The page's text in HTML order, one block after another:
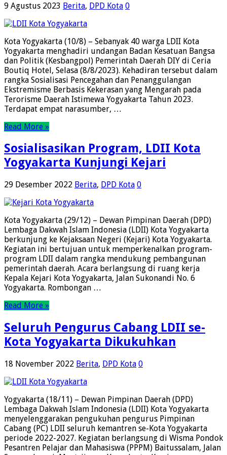
9 Agustus 2023 Berita, DPD Kota 0
Kota Yogyakarta (10/8) – Sebanyak 40 warga LDII Kota
Yogyakarta menghadiri undangan Badan Kesatuan Bangsa
dan Politik (Kesbangpol) Pemerintah Daerah DIY di Ceria
Boutiq Hotel, Selasa (8/8/2023). Kehadiran tersebut dalam
rangka Sosialisasi Pencegahan dan Penanggulangan
Ekstremisme Berbasis Kekerasan yang Mengarah pada
Terorisme Daerah Istimewa Yogyakarta Tahun 2023.
Terdapat empat narasumber, …
Read More »
Sosialisasikan Program, LDII Kota
Yogyakarta Kunjungi Kejari
29 Desember 2022 Berita, DPD Kota 0
Kota Yogyakarta (29/12) – Dewan Pimpinan Daerah (DPD)
Lembaga Dakwah Islam Indonesia (LDII) Kota Yogyakarta
berkunjung ke Kejaksaan Negeri (Kejari) Kota Yogyakarta.
Kegiatan ini bertujuan untuk memperkenalkan program-
program LDII dalam rangka mendukung pembangunan
pemerintah daerah. Acara berlangsung di ruang kerja
Kepala Kejari Kota Yogyakarta, Jalan Sukonandi No. 6
Yogyakarta. Rombongan …
Read More »
Seluruh Pengurus Cabang LDII se-
Kota Yogyakarta Dikukuhkan
18 November 2022 Berita, DPD Kota 0
Yogyakarta (18/11) – Dewan Pimpinan Daerah (DPD)
Lembaga Dakwah Islam Indonesia (LDII) Kota Yogyakarta
menyelenggarakan pengukuhan pengurus Pimpinan
Cabang (PC) LDII seluruh kemantren se-Kota Yogyakarta
periode 2022-2027. Kegiatan berlangsung di Wisma Pondok
Pesantren Pelajar dan Mahasiswa (PPPM) Baitussalam, Jalan